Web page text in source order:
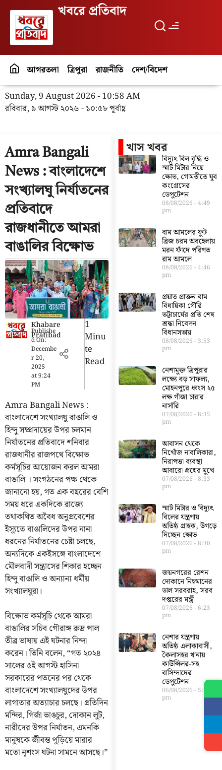
খবরে প্রতিবাদ
আগরতলা ত্রিপুরা রাজনীতি দেশ/বিদেশ
Sunday, 9 August 2026 - 10:58 AM
রবিবার, ৯ আগস্ট ২০২৬ - ১০:৫৮ পূর্বাহ্ণ
Amra Bangali
News : বাংলাদেশে
সংখ্যালঘু নির্যাতনের
প্রতিবাদে
রাজধানীতে আমরা
বাঙালির বিক্ষোভ
Khabare
Pratibad
Publishe
d On:
Decembe
r 20,
2025
at9:24
PM
1
Minu
Te
Read
Amra Bangali News :
বাংলাদেশে সংখ্যালঘু বাঙালি ও
হিন্দু সম্প্রদায়ের উপর চলমান
নির্যাতনের প্রতিবাদে শনিবার
রাজধানীর রাজপথে বিক্ষোভ
কর্মসূচির আয়োজন করল আমরা
বাঙালি । সংগঠনের পক্ষ থেকে
জানানো হয়, গত এক বছরের বেশি
সময় ধরে একদিকে রাজ্যে
তথাকথিত অবৈধ অনুপ্রবেশের
ইস্যুতে বাঙালিদের উপর নানা
ধরনের নির্যাতনের চেষ্টা চলছে,
অন্যদিকে একইসঙ্গে বাংলাদেশে
মৌলবাদী সন্ত্রাসের শিকার হচ্ছেন
হিন্দু বাঙালি ও অন্যান্য ধর্মীয়
সংখ্যালঘুরা।
বিক্ষোভ কর্মসূচি থেকে আমরা
বাঙালির সচিব গৌরাঙ্গ রুদ্র পাল
তীব্র ভাষায় এই ঘটনার নিন্দা
করেন। তিনি বলেন, “গত ২০২৪
সালের ৫ই আগস্ট হাসিনা
সরকারের পতনের পর থেকে
বাংলাদেশে সংখ্যালঘুদের উপর
লাগাতার অত্যাচার চলছে। প্রতিদিন
মন্দির, গির্জা ভাঙচুর, দোকান লুট,
নারীদের উপর নির্যাতন, এমনকি
মানুষকে জীবন্ত পুড়িয়ে মারার
মতো নৃশংস ঘটনা সামনে আসছে।”
খাস খবর
বিদ্যুৎ বিল বৃদ্ধি ও
স্মার্ট মিটার নিয়ে
ক্ষোভ, গোমতীতে যুব
কংগ্রেসের
ডেপুটেশন
08/08/2026 4:49
pm
বাম আমলের ফুট
ব্রিজ চরম অবহেলায়
মরন ফাঁদে পরিণত
রাম আমলে
08/08/2026 4:46
pm
প্রয়াত প্রাক্তন বাম
বিধায়িকা গৌরি
ভট্টাচার্যের প্রতি শেষ
শ্রদ্ধা নিবেদন
বিধানসভায়
08/08/2026 3:53
pm
নেশামুক্ত ত্রিপুরার
লক্ষ্যে বড় সাফল্য,
মোহনপুরে ধ্বংস ২৫
লক্ষ গাঁজা চারার
নার্সারি
07/08/2026 8:35
pm
আবাসন থেকে
নিখোঁজ নাবালিকারা,
নিরাপত্তা ব্যবস্থা
আবারো প্রশ্নের মুখে
07/08/2026 8:33
pm
স্মার্ট মিটার ও বিদ্যুৎ
বিলের যন্ত্রণায়
অতিষ্ঠ গ্রাহক, উগড়ে
দিচ্ছেন ক্ষোভ
07/08/2026 8:30
pm
জয়নগরের রেশন
দোকানে নিম্নমানের
ডাল সরবরাহ, সরব
দপ্তরের মন্ত্রী
07/08/2026 6:23
pm
নেশার যন্ত্রণায়
অতিষ্ঠ এলাকাবাসী,
কৈলাসহর থানায়
কাউন্সিলর-সহ
বাসিন্দাদের
ডেপুটেশন
06/08/2026 5:56
pm